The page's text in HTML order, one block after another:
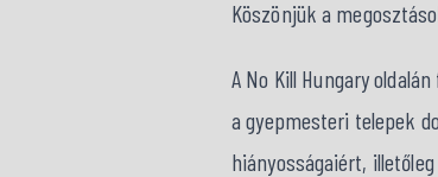
Köszönjük a
A No Kill Hungary
a gyepmesteri telepek
hiányosságaiért,